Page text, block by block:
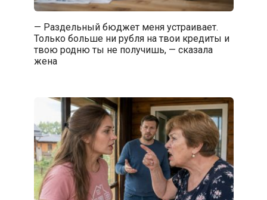
— Раздельный бюджет меня устраивает.
Только больше ни рубля на твои кредиты и
твою родню ты не получишь, — сказала
жена